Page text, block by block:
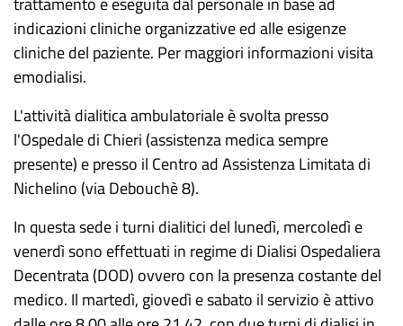
indicazioni cliniche organizzative ed alle esigenze
cliniche del paziente. Per maggiori informazioni visita
emodialisi.
L'attività dialitica ambulatoriale è svolta presso
l'Ospedale di Chieri (assistenza medica sempre
presente) e presso il Centro ad Assistenza Limitata di
Nichelino (via Debouchè 8).
In questa sede i turni dialitici del lunedì, mercoledì e
venerdì sono effettuati in regime di Dialisi Ospedaliera
Decentrata (DOD) ovvero con la presenza costante del
medico. Il martedì, giovedì e sabato il servizio è attivo